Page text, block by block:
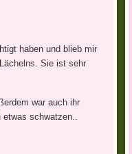
haben und blieb mir
Sie ist sehr
war auch ihr
etwas schwatzen..